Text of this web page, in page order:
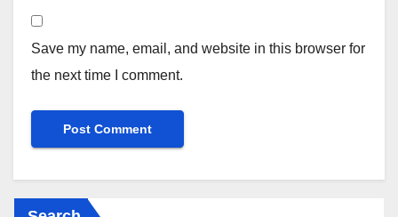
Save my name, email, and website in this browser for
the next time I comment.